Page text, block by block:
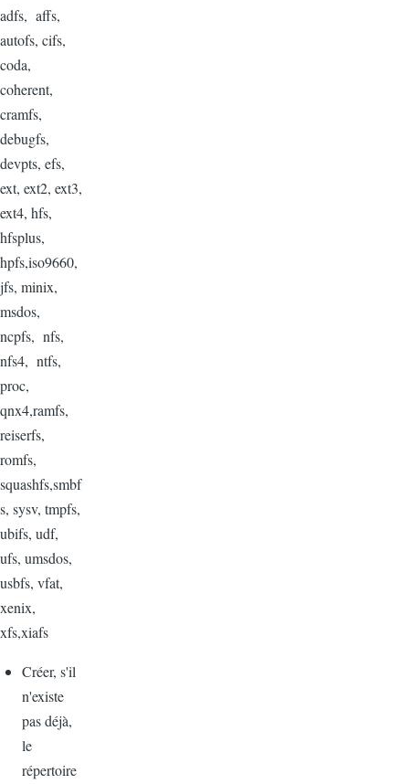
adfs, affs,
autofs, cifs,
coda,
coherent,
cramfs,
debugfs,
devpts, efs,
ext, ext2, ext3,
ext4, hfs,
hfsplus,
hpfs,iso9660,
jfs, minix,
msdos,
ncpfs, nfs,
nfs4, ntfs,
proc,
qnx4,ramfs,
reiserfs,
romfs,
squashfs,smbf
s, sysv, tmpfs,
ubifs, udf,
ufs, umsdos,
usbfs, vfat,
xenix,
xfs,xiafs
Créer, s'il
n'existe
pas déjà,
le
répertoire